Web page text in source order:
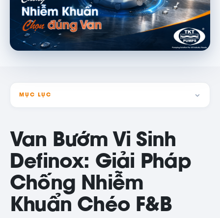
MỤC LỤC
Van Bướm Vi Sinh
Definox: Giải Pháp
Chống Nhiễm
Khuẩn Chéo F&B